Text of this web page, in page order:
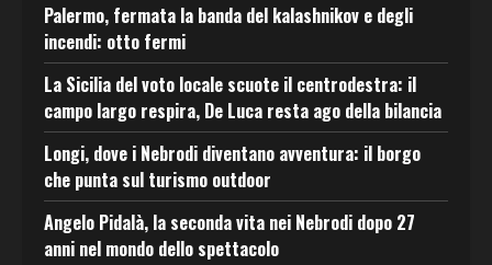
Palermo, fermata la banda del kalashnikov e degli
incendi: otto fermi
La Sicilia del voto locale scuote il centrodestra: il
campo largo respira, De Luca resta ago della bilancia
Longi, dove i Nebrodi diventano avventura: il borgo
che punta sul turismo outdoor
Angelo Pidalà, la seconda vita nei Nebrodi dopo 27
anni nel mondo dello spettacolo